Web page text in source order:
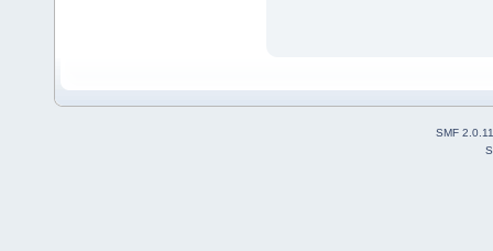
SMF 2.0.11